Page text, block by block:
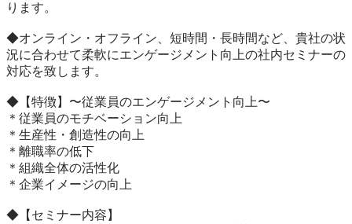
ります。
◆オンライン・オフライン、短時間・長時間など、貴社の状
況に合わせて柔軟にエンゲージメント向上の社内セミナーの
対応を致します。
◆【特徴】〜従業員のエンゲージメント向上〜
＊従業員のモチベーション向上
＊生産性・創造性の向上
＊離職率の低下
＊組織全体の活性化
＊企業イメージの向上
◆【セミナー内容】